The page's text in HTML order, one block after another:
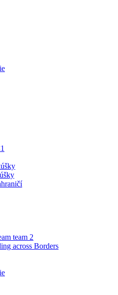
team 2
across Borders